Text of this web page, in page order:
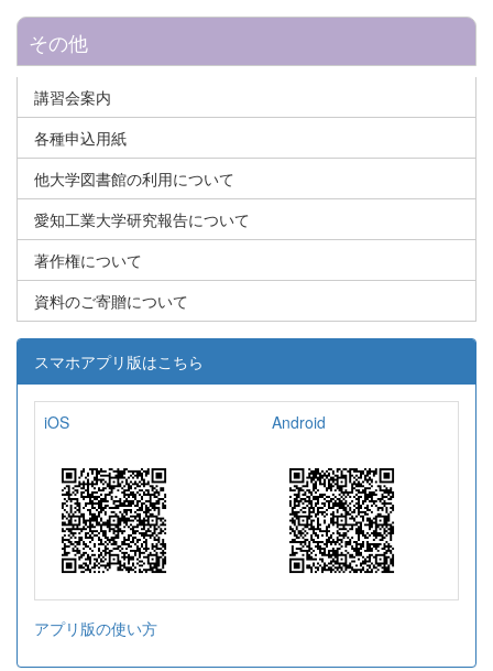
その他
講習会案内
各種申込用紙
他大学図書館の利用について
愛知工業大学研究報告について
著作権について
資料のご寄贈について
スマホアプリ版はこちら
iOS Android
アプリ版の使い方